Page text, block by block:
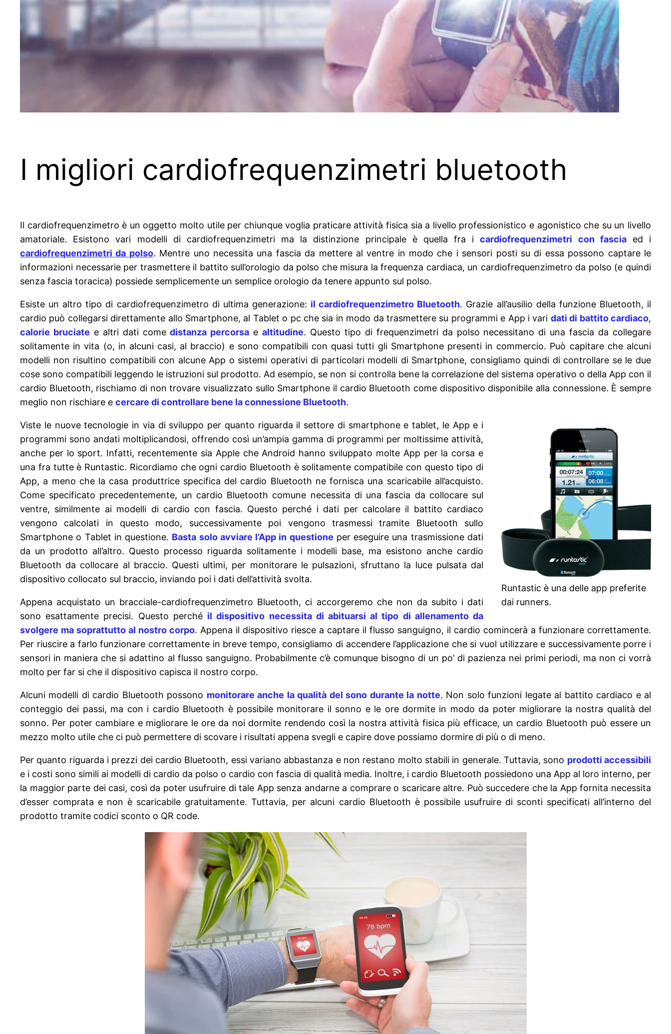
I migliori cardiofrequenzimetri bluetooth
Il cardiofrequenzimetro è un oggetto molto utile per chiunque voglia praticare attività fisica sia a livello professionistico e agonistico che su un livello
amatoriale. Esistono vari modelli di cardiofrequenzimetri ma la distinzione principale è quella fra icardiofrequenzimetri con fasciaed i
cardiofrequenzimetri da polso. Mentre uno necessita una fascia da mettere al ventre in modo che i sensori posti su di essa possono captare le
informazioni necessarie per trasmettere il battito sull’orologio da polso che misura la frequenza cardiaca, un cardiofrequenzimetro da polso (e quindi
senza fascia toracica) possiede semplicemente un semplice orologio da tenere appunto sul polso.
Esiste un altro tipo di cardiofrequenzimetro di ultima generazione: il cardiofrequenzimetro Bluetooth. Grazie all’ausilio della funzione Bluetooth, il
cardio può collegarsi direttamente allo Smartphone, al Tablet o pc che sia in modo da trasmettere su programmi e App i vari dati di battito cardiaco,
calorie bruciate e altri dati comedistanza percorsa ealtitudine. Questo tipo di frequenzimetri da polso necessitano di una fascia da collegare
solitamente in vita (o, in alcuni casi, al braccio) e sono compatibili con quasi tutti gli Smartphone presenti in commercio. Può capitare che alcuni
modelli non risultino compatibili con alcune App o sistemi operativi di particolari modelli di Smartphone, consigliamo quindi di controllare se le due
cose sono compatibili leggendo le istruzioni sul prodotto. Ad esempio, se non si controlla bene la correlazione del sistema operativo o della App con il
cardio Bluetooth, rischiamo di non trovare visualizzato sullo Smartphone il cardio Bluetooth come dispositivo disponibile alla connessione. È sempre
meglio non rischiare e cercare di controllare bene la connessione Bluetooth.
Runtastic è una delle app preferite
dai runners.
Viste le nuove tecnologie in via di sviluppo per quanto riguarda il settore di smartphone e tablet, le App e i
programmi sono andati moltiplicandosi, offrendo così un’ampia gamma di programmi per moltissime attività,
anche per lo sport. Infatti, recentemente sia Apple che Android hanno sviluppato molte App per la corsa e
una fra tutte è Runtastic. Ricordiamo che ogni cardio Bluetooth è solitamente compatibile con questo tipo di
App, a meno che la casa produttrice specifica del cardio Bluetooth ne fornisca una scaricabile all’acquisto.
Come specificato precedentemente, un cardio Bluetooth comune necessita di una fascia da collocare sul
ventre, similmente ai modelli di cardio con fascia. Questo perché i dati per calcolare il battito cardiaco
vengono calcolati in questo modo, successivamente poi vengono trasmessi tramite Bluetooth sullo
Smartphone o Tablet in questione. Basta solo avviare l’App in questione per eseguire una trasmissione dati
da un prodotto all’altro. Questo processo riguarda solitamente i modelli base, ma esistono anche cardio
Bluetooth da collocare al braccio. Questi ultimi, per monitorare le pulsazioni, sfruttano la luce pulsata dal
dispositivo collocato sul braccio, inviando poi i dati dell’attività svolta.
Appena acquistato un bracciale-cardiofrequenzimetro Bluetooth, ci accorgeremo che non da subito i dati
sono esattamente precisi. Questo perché il dispositivo necessita di abituarsi al tipo di allenamento da
svolgere ma soprattutto al nostro corpo. Appena il dispositivo riesce a captare il flusso sanguigno, il cardio comincerà a funzionare correttamente.
Per riuscire a farlo funzionare correttamente in breve tempo, consigliamo di accendere l’applicazione che si vuol utilizzare e successivamente porre i
sensori in maniera che si adattino al flusso sanguigno. Probabilmente c’è comunque bisogno di un po’ di pazienza nei primi periodi, ma non ci vorrà
molto per far si che il dispositivo capisca il nostro corpo.
Alcuni modelli di cardio Bluetooth possono monitorare anche la qualità del sono durante la notte. Non solo funzioni legate al battito cardiaco e al
conteggio dei passi, ma con i cardio Bluetooth è possibile monitorare il sonno e le ore dormite in modo da poter migliorare la nostra qualità del
sonno. Per poter cambiare e migliorare le ore da noi dormite rendendo così la nostra attività fisica più efficace, un cardio Bluetooth può essere un
mezzo molto utile che ci può permettere di scovare i risultati appena svegli e capire dove possiamo dormire di più o di meno.
Per quanto riguarda i prezzi dei cardio Bluetooth, essi variano abbastanza e non restano molto stabili in generale. Tuttavia, sono prodotti accessibili
e i costi sono simili ai modelli di cardio da polso o cardio con fascia di qualità media. Inoltre, i cardio Bluetooth possiedono una App al loro interno, per
la maggior parte dei casi, così da poter usufruire di tale App senza andarne a comprare o scaricare altre. Può succedere che la App fornita necessita
d’esser comprata e non è scaricabile gratuitamente. Tuttavia, per alcuni cardio Bluetooth è possibile usufruire di sconti specificati all’interno del
prodotto tramite codici sconto o QR code.